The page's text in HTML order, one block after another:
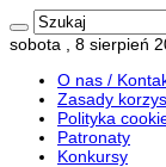
sobota , 8 sierpień
O nas /
Zasady
Polityka
Patronaty
Konkursy